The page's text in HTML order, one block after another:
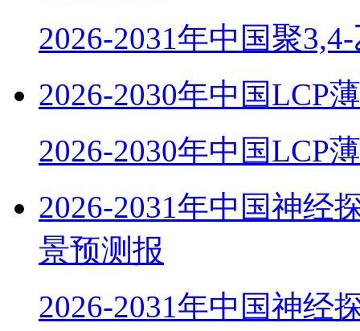
2026-2031年中国聚
2026-2030年中国LCP
2026-2030年中国LCP
2026-2031年中国神经
景预测报
2026-2031年中国神经